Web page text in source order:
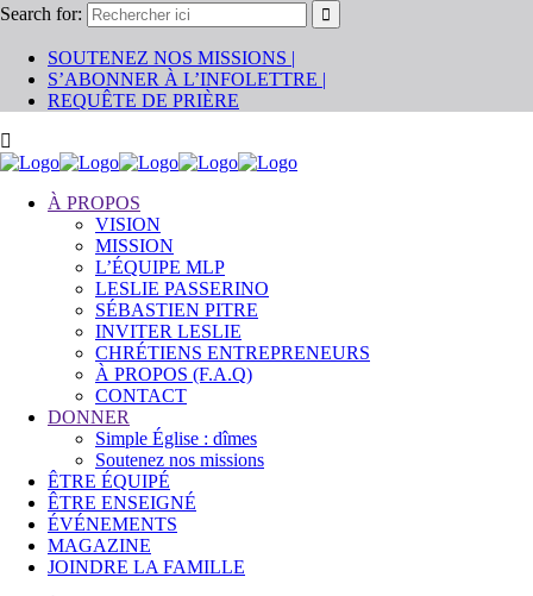
Search for:
SOUTENEZ NOS MISSIONS |
S’ABONNER À L’INFOLETTRE |
REQUÊTE DE PRIÈRE
À PROPOS
VISION
MISSION
L’ÉQUIPE MLP
LESLIE PASSERINO
SÉBASTIEN PITRE
INVITER LESLIE
CHRÉTIENS ENTREPRENEURS
À PROPOS (F.A.Q)
CONTACT
DONNER
Simple Église : dîmes
Soutenez nos missions
ÊTRE ÉQUIPÉ
ÊTRE ENSEIGNÉ
ÉVÉNEMENTS
MAGAZINE
JOINDRE LA FAMILLE